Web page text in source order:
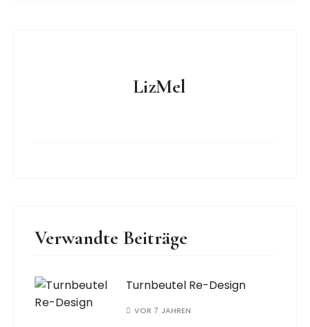
LizMel
Verwandte Beiträge
Turnbeutel Re-Design
VOR 7 JAHREN